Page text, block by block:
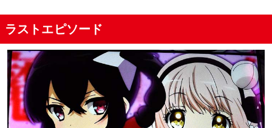
ラストエピソード